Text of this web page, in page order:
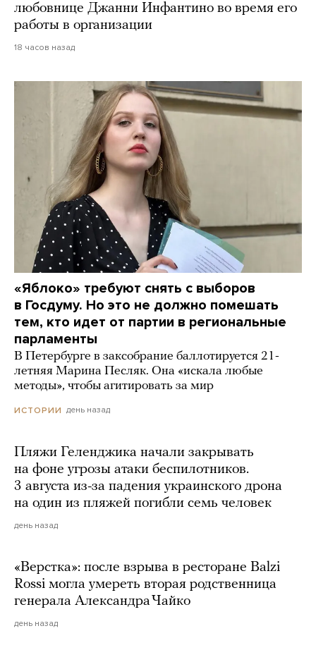
любовнице Джанни Инфантино во время его
работы в организации
18 часов назад
«Яблоко» требуют снять с выборов
в Госдуму. Но это не должно помешать
тем, кто идет от партии в региональные
парламенты
В Петербурге в заксобрание баллотируется 21-
летняя Марина Песляк. Она «искала любые
методы», чтобы агитировать за мир
ИСТОРИИ день назад
Пляжи Геленджика начали закрывать
на фоне угрозы атаки беспилотников.
3 августа из-за падения украинского дрона
на один из пляжей погибли семь человек
день назад
«Верстка»: после взрыва в ресторане Balzi
Rossi могла умереть вторая родственница
генерала Александра Чайко
день назад